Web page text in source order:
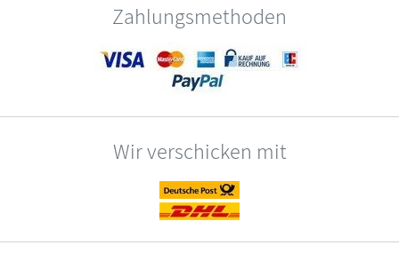
Zahlungsmethoden
Wir verschicken mit